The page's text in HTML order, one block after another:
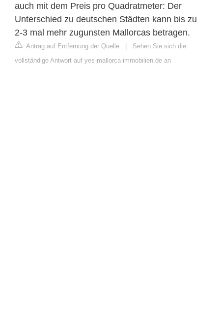
auch mit dem Preis pro Quadratmeter: Der
Unterschied zu deutschen Städten kann bis zu
2-3 mal mehr zugunsten Mallorcas betragen.
Antrag auf Entfernung der Quelle | Sehen Sie sich die
vollständige Antwort auf yes-mallorca-immobilien.de an